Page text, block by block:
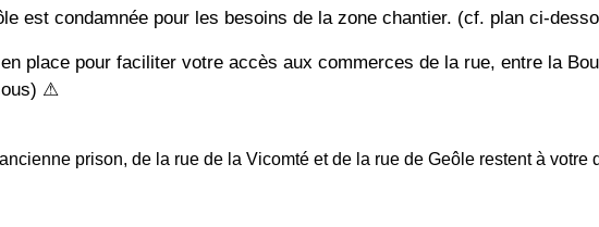
est condamnée pour les besoins de la zone chantier. (cf. plan ci-
place pour faciliter votre accès aux commerces de la rue, entre la
⚠
prison, de la rue de la Vicomté et de la rue de Geôle restent à